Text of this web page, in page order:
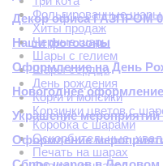
Фольгированные шары
Хиты продаж
Черные шары
Шары с гелием
Шары сердца
День рождения
Корги и мопсики
Корзинки цветов с
Коробка с шарами
Оскорбительные,
Печать на шарах
Декор офиса ГАЗПРОМ
Наши фотозоны
Оформление на День
Новогоднее оформление
Украшение мероприятий
Оформление